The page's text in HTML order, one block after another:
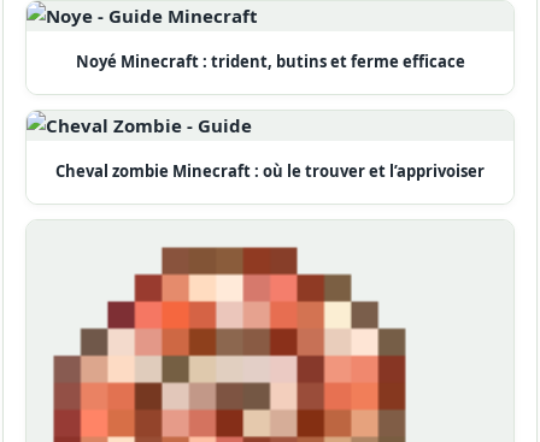
Noyé Minecraft : trident, butins et ferme efficace
Cheval zombie Minecraft : où le trouver et l’apprivoiser